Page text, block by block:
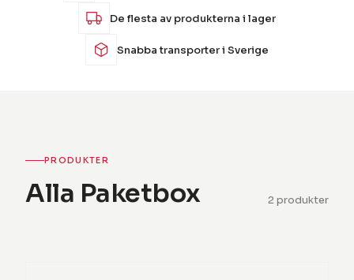
De flesta av produkterna i lager
Snabba transporter i Sverige
PRODUKTER
Alla Paketbox 2 produkter